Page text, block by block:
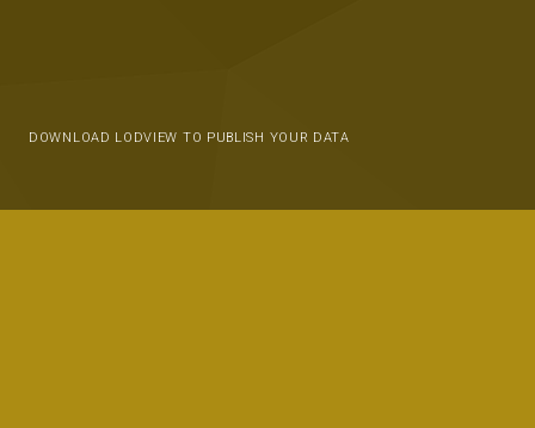
DOWNLOAD LODVIEW TO PUBLISH YOUR DATA